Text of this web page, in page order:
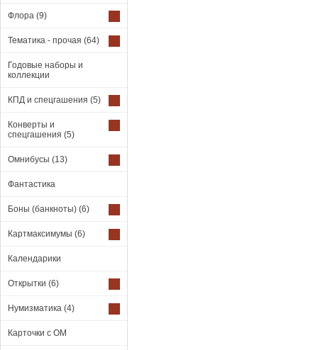
Флора (9)
Тематика - прочая (64)
Годовые наборы и
коллекции
КПД и спецгашения (5)
Конверты и
спецгашения (5)
Омнибусы (13)
Фантастика
Боны (банкноты) (6)
Картмаксимумы (6)
Календарики
Открытки (6)
Нумизматика (4)
Карточки с ОМ